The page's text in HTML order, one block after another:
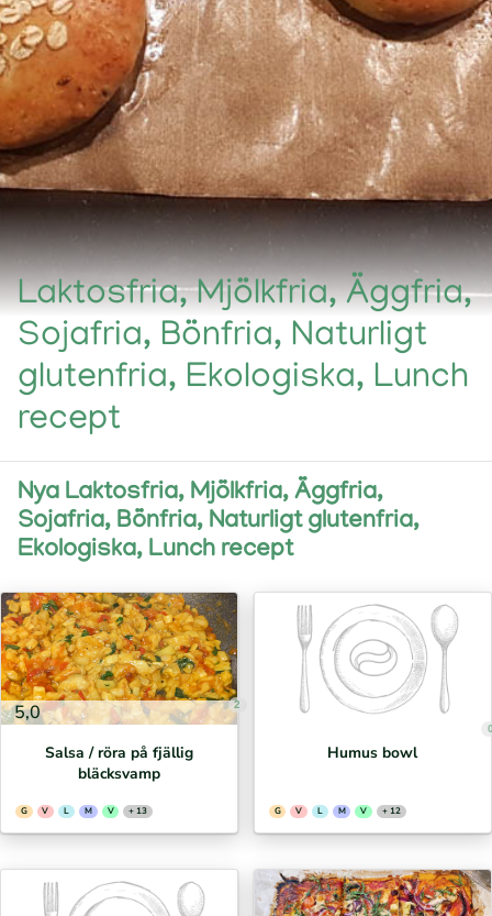
Laktosfria, Mjölkfria, Äggfria,
Sojafria, Bönfria, Naturligt
glutenfria, Ekologiska, Lunch
recept
Nya Laktosfria, Mjölkfria, Äggfria,
Sojafria, Bönfria, Naturligt glutenfria,
Ekologiska, Lunch recept
5,0 2
Salsa / röra på fjällig
bläcksvamp
G V L M V + 13
Humus bowl
G V L M V + 12